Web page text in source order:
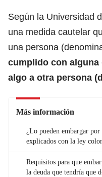
Según la Universidad
una medida cautelar
una persona
cumplido con alguna
algo a otra persona
Más información
¿Lo pueden embargar por
explicados con la ley
Requisitos para que
la deuda que tendría que